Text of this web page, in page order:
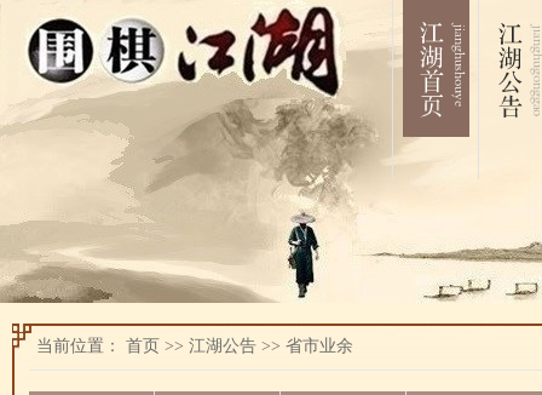
当前位置： 首页 >> 江湖公告>> 省市业余